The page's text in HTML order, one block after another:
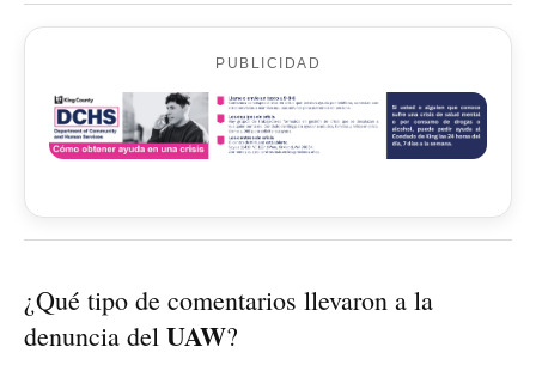
PUBLICIDAD
¿Qué tipo de comentarios llevaron a la
denuncia del UAW?